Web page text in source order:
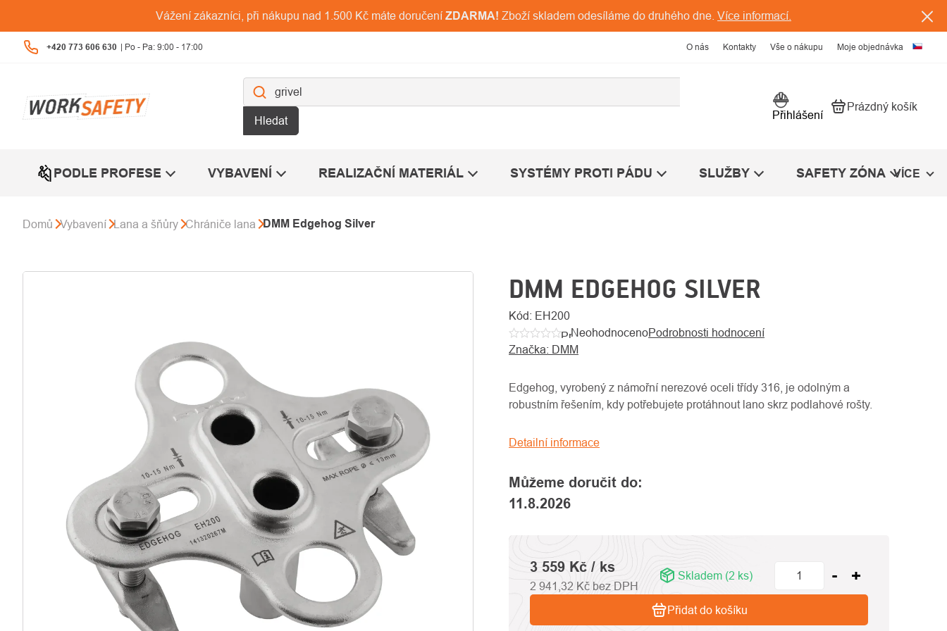
obsah
Vážení zákazníci, při nákupu nad 1.500 Kč máte doručení ZDARMA! Zboží skladem odesíláme do druhého dne. Více informací.
+420 773 606 630 O nás Kontakty Vše o nákupu Moje objednávka
Hledat Přihlášení Nákupní košík
Prázdný košík
PODLE PROFESE VYBAVENÍ REALIZAČNÍ MATERIÁL SYSTÉMY PROTI PÁDU SLUŽBY SAFETY ZÓNA VÍCE
Domů Vybavení Lana a šňůry Chrániče lana DMM Edgehog Silver
DMM EDGEHOG SILVER
Kód: EH200
Průměrné
hodnocení
je
0,0
5
NeohodnocenoPodrobnosti hodnocení
Značka: DMM
Můžeme doručit do:
11.8.2026
Edgehog, vyrobený z námořní nerezové oceli třídy 316, je odolným a
robustním řešením, kdy potřebujete protáhnout lano skrz podlahové rošty.
Detailní informace
3 559 Kč / ks
2 941,32 Kč bez DPH
Skladem (2 ks)
Přidat do košíku